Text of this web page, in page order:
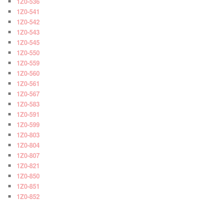
1Z0-541
1Z0-542
1Z0-543
1Z0-545
1Z0-550
1Z0-559
1Z0-560
1Z0-561
1Z0-567
1Z0-583
1Z0-591
1Z0-599
1Z0-803
1Z0-804
1Z0-807
1Z0-821
1Z0-850
1Z0-851
1Z0-852